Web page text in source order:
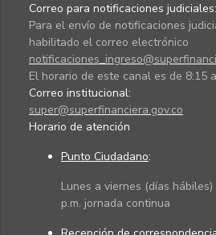
Correo para notificaciones judiciales:
Para el envío de notificaciones
habilitado el correo electrónico
El horario de este canal es de 8:15
Correo institucional:
super@superfinanciera.gov.co
Horario de atención
Punto Ciudadano:
Lunes a viernes (días
p.m. jornada continua